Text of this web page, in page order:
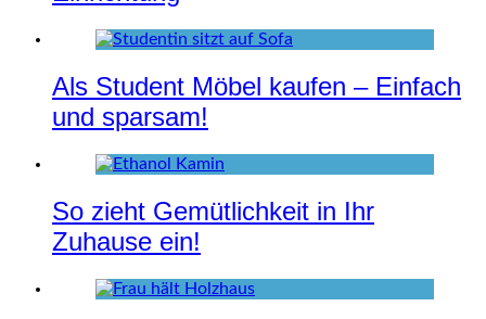
Als Student Möbel kaufen – Einfach
und sparsam!
So zieht Gemütlichkeit in Ihr
Zuhause ein!